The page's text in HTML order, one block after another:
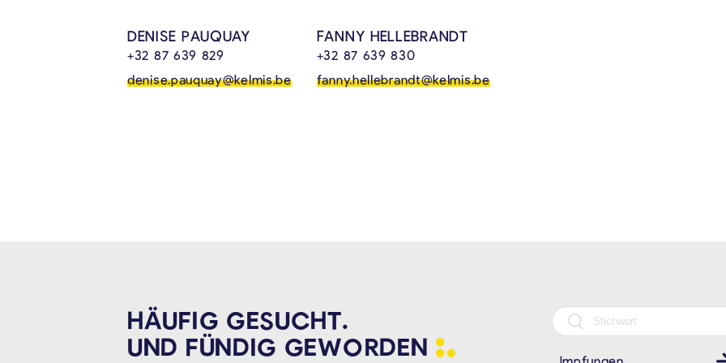
DENISE PAUQUAY
+32 87 639 829
denise.pauquay@kelmis.be
FANNY HELLEBRANDT
+32 87 639 830
fanny.hellebrandt@kelmis.be
HÄUFIG GESUCHT.
UND FÜNDIG GEWORDEN